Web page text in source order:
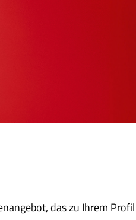
das zu Ihrem Profil